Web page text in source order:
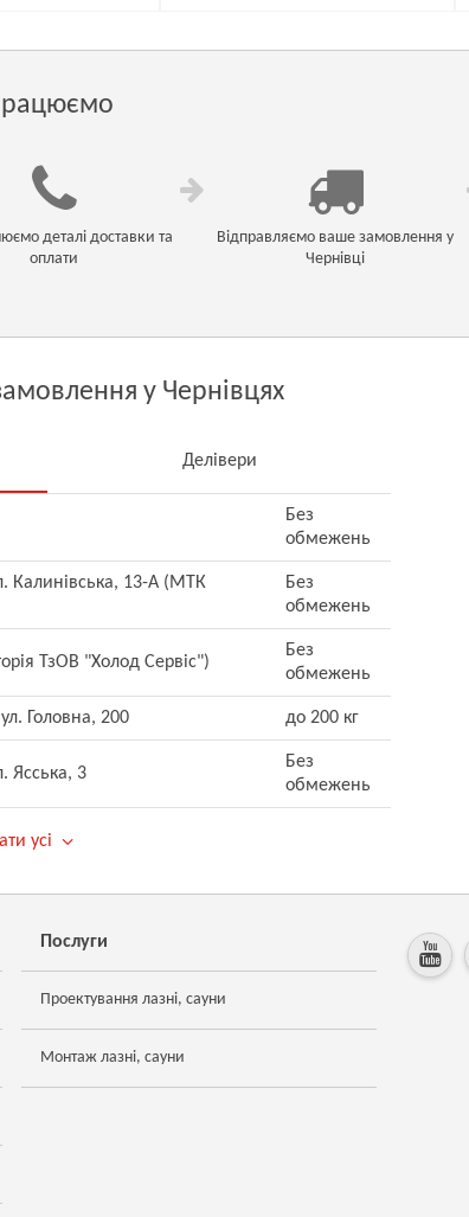
деталі доставки та
оплати
Відправляємо ваше замовлення у
Чернівці
у Чернівцях
Делівери
Без
обмежень
Калинівська, 13-А (МТК
Без
обмежень
ТзОВ "Холод Сервіс")
Без
обмежень
Головна, 200 до 200 кг
Ясська, 3
Без
обмежень
усі
Послуги
Проектування лазні, сауни
Монтаж лазні, сауни